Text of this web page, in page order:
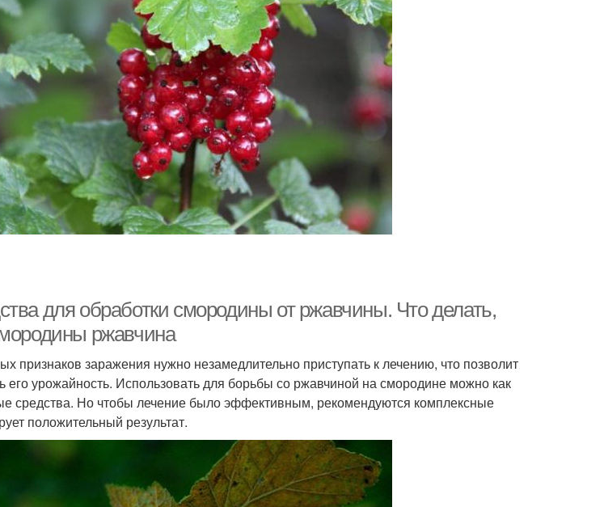
для обработки смородины от ржавчины. Что делать,
ржавчина
признаков заражения нужно незамедлительно приступать к лечению, что позволит
его урожайность. Использовать для борьбы со ржавчиной на смородине можно как
средства. Но чтобы лечение было эффективным, рекомендуются комплексные
положительный результат.